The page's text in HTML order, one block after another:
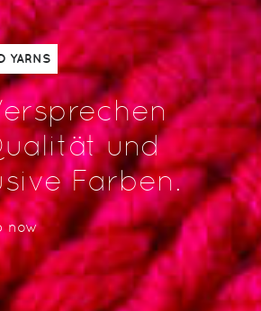
YARNS
und
Farben.
now